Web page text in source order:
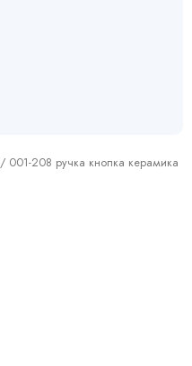
/ 001-208 ручка кнопка керамика